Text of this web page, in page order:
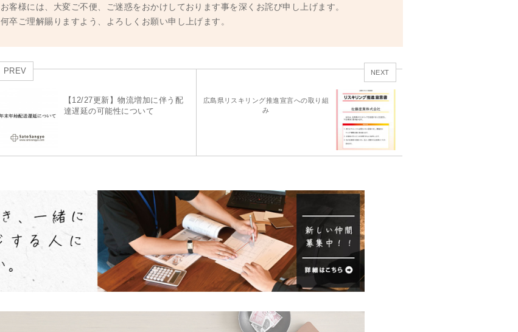
お客様には、大変ご不便、ご迷惑をおかけしております事を深くお詫び申し上げます。
何卒ご理解賜りますよう、よろしくお願い申し上げます。
PREV
【12/27更新】物流増加に伴う配
達遅延の可能性について
NEXT
広島県リスキリング推進宣言への取り組
み